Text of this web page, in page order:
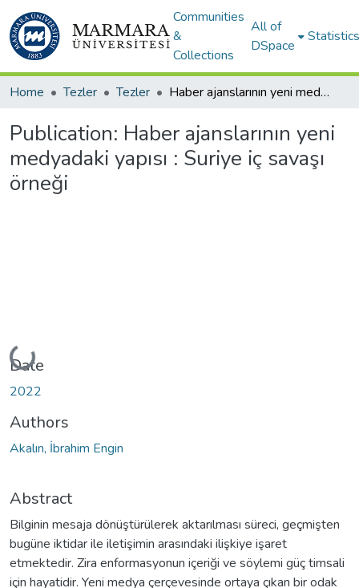
Communities
&
Collections
All of
DSpace
Statistics
Home Tezler Tezler Haber ajanslarının yeni medyadaki yapısı : Suriye iç savaşı örneği
Publication: Haber ajanslarının yeni
medyadaki yapısı : Suriye iç savaşı
örneği
Loading...
Date
2022
Authors
Akalın, İbrahim Engin
Abstract
Bilginin mesaja dönüştürülerek aktarılması süreci, geçmişten
bugüne iktidar ile iletişimin arasındaki ilişkiye işaret
etmektedir. Zira enformasyonun içeriği ve söylemi güç timsali
için hayatidir. Yeni medya çerçevesinde ortaya çıkan bir odak